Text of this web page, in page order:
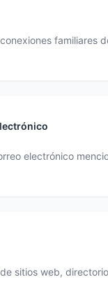
familiares
electrónico
sitios web,